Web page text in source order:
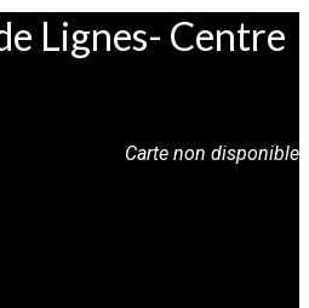
Lignes- Centre
Carte non disponible